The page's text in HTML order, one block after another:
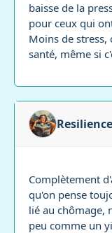
baisse de la
pour ceux qui
Moins de
santé, même si
Complètement
qu'on pense
lié au chômage,
peu comme un